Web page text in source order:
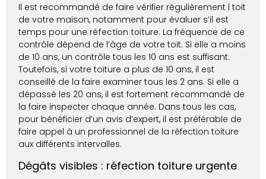
Il est recommandé de faire vérifier régulièrement l toit
de votre maison, notamment pour évaluer s’il est
temps pour uneréfection toiture. La fréquence de ce
contrôle dépend de l’âge de votre toit. Si elle a moins
de 10 ans, un contrôle tous les 10 ans est suffisant.
Toutefois, si votre toiture a plus de 10 ans, il est
conseillé de la faire examiner tous les 2 ans. Si elle a
dépassé les 20 ans, il est fortement recommandé de
la faire inspecter chaque année. Dans tous les cas,
pour bénéficier d’un avis d’expert, il est préférable de
faire appel à un professionnel de la réfection toiture
aux différents intervalles.
Dégâts visibles : réfection toiture urgente